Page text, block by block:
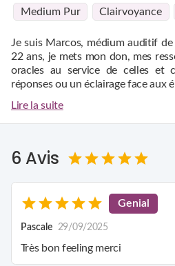
Medium Pur Clairvoyance
Je suis Marcos, médium auditif
22 ans, je mets mon don, mes
oracles au service de celles et
réponses ou un éclairage face aux
Pour une consultation, je n'ai
me concentrant sur votre voix
ressentis qui se présentent à moi.
J'accompagne également les
retrouver confiance en elles,
avancer plus sereinement dans
un accompagnement personnalisé.
Mon objectif est de vous
faire les bons choix,
Lire la suite
6 Avis
Genial
Pascale 29/09/2025
Très bon feeling merci